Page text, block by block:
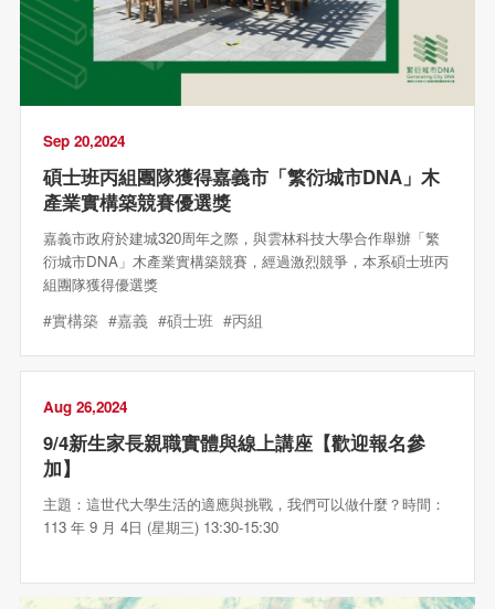
Sep 20,2024
碩士班丙組團隊獲得嘉義市「繁衍城市DNA」木
產業實構築競賽優選獎
嘉義市政府於建城320周年之際，與雲林科技大學合作舉辦「繁
衍城市DNA」木產業實構築競賽，經過激烈競爭，本系碩士班丙
組團隊獲得優選獎
#實構築 #嘉義 #碩士班 #丙組
Aug 26,2024
9/4新生家長親職實體與線上講座【歡迎報名參
加】
主題：這世代大學生活的適應與挑戰，我們可以做什麼？時間：
113 年 9 月 4日 (星期三) 13:30-15:30